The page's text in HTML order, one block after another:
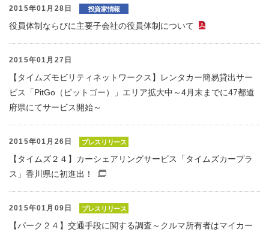
2015年01月28日 投資家情報
役員体制ならびに主要子会社の役員体制について
2015年01月27日
【タイムズモビリティネットワークス】レンタカー簡易貸出サー
ビス「PitGo（ピットゴー）」エリア拡大中～4月末までに47都道
府県にてサービス開始～
2015年01月26日 プレスリリース
【タイムズ２４】カーシェアリングサービス「タイムズカープラ
ス」香川県に初進出！
2015年01月09日 プレスリリース
【パーク２４】交通手段に関する調査～クルマ所有者はマイカー